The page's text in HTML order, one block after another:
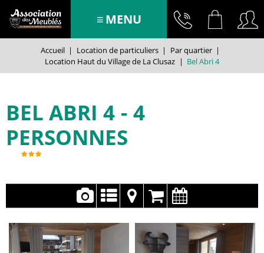
MENU
Accueil | Location de particuliers | Par quartier |
Location Haut du Village de La Clusaz | Bel Abri 4
BEL ABRI 4
4
PERSONNES